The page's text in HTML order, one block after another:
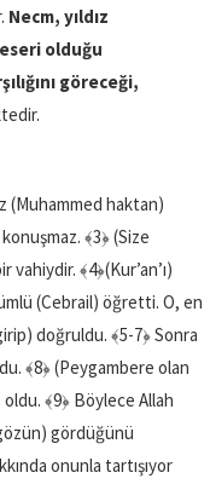
Necm, yıldız
eseri olduğu
göreceği,
(Muhammed haktan)
﴾3﴿(Size
vahiydir. ﴾4﴿(Kur’an’ı)
(Cebrail) öğretti. O, en
doğruldu. ﴾5-7﴿Sonra
﴾8﴿(Peygambere olan
oldu. ﴾9﴿ Böylece Allah
gördüğünü
onunla tartışıyor